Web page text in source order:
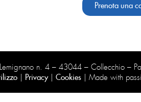
Prenota una
n. 4 – 43044 – Collecchio –
| Privacy| Cookies| Made with